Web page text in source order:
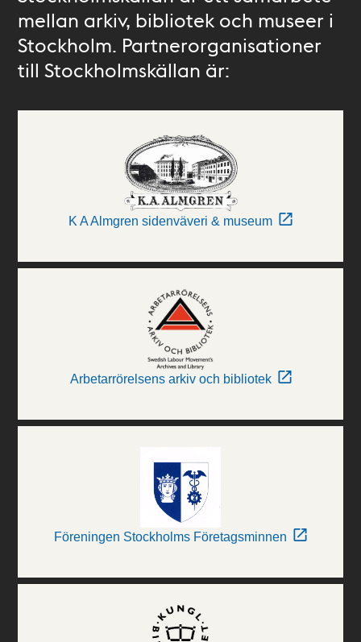
mellan arkiv, bibliotek och museer i
Stockholm. Partnerorganisationer
till Stockholmskällan är:
K A Almgren sidenväveri & museum
Arbetarrörelsens arkiv och bibliotek
Föreningen Stockholms Företagsminnen